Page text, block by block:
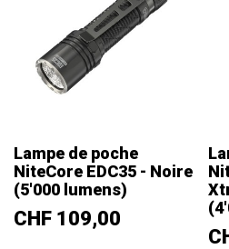
Lampe de poche
NiteCore EDC35 - Noire
(5'000 lumens)
Prix
CHF 109,00